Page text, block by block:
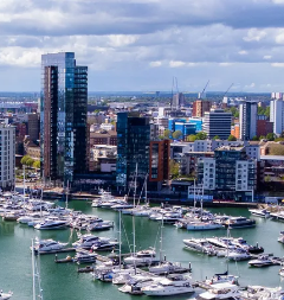
über Cookies ein verbessertes
Über „anpassen” können
gespeichert.